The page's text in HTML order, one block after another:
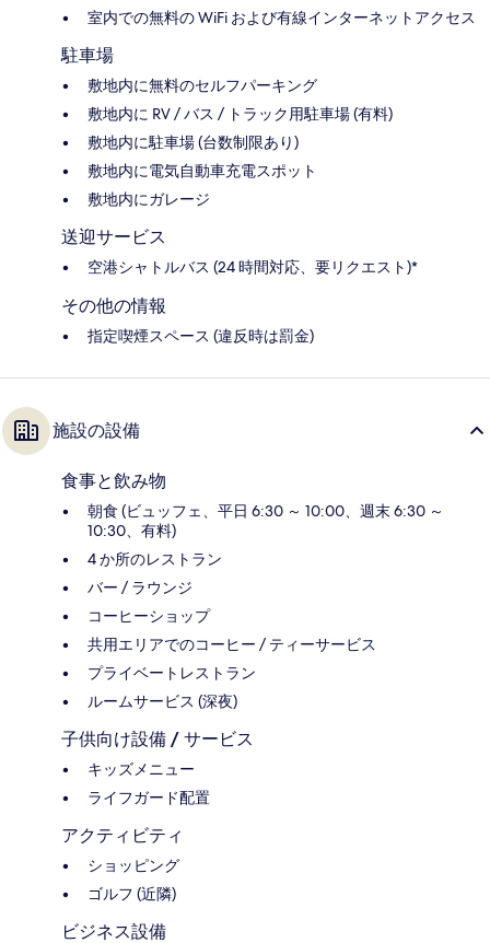
室内での無料の WiFi および有線インターネットアクセス
駐車場
敷地内に無料のセルフパーキング
敷地内に RV / バス / トラック用駐車場 (有料)
敷地内に駐車場 (台数制限あり)
敷地内に電気自動車充電スポット
敷地内にガレージ
送迎サービス
空港シャトルバス (24 時間対応、要リクエスト)*
その他の情報
指定喫煙スペース (違反時は罰金)
施設の設備
食事と飲み物
朝食 (ビュッフェ、平日 6:30 ～ 10:00、週末 6:30 ～
10:30、有料)
4 か所のレストラン
バー / ラウンジ
コーヒーショップ
共用エリアでのコーヒー / ティーサービス
プライベートレストラン
ルームサービス (深夜)
子供向け設備 / サービス
キッズメニュー
ライフガード配置
アクティビティ
ショッピング
ゴルフ (近隣)
ビジネス設備